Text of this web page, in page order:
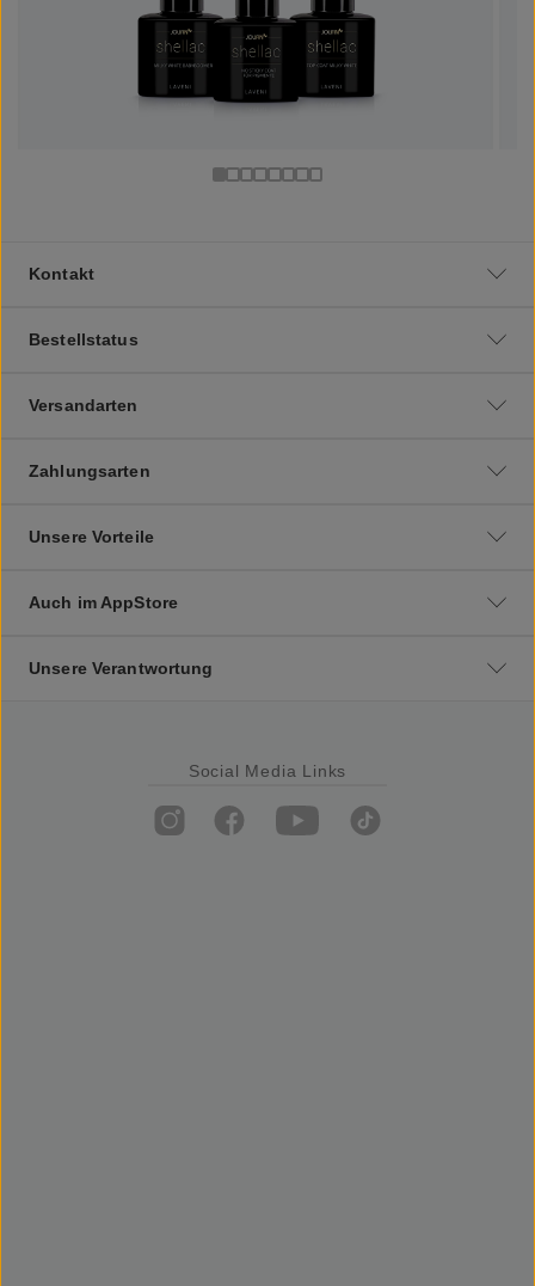
Kontakt
Bestellstatus
Versandarten
Zahlungsarten
Unsere Vorteile
Auch im AppStore
Unsere Verantwortung
Social Media Links